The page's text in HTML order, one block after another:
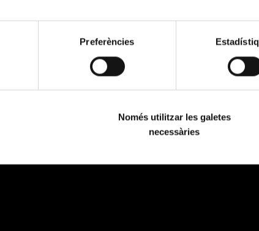
Preferències
Només utilitzar les galetes
necessàries